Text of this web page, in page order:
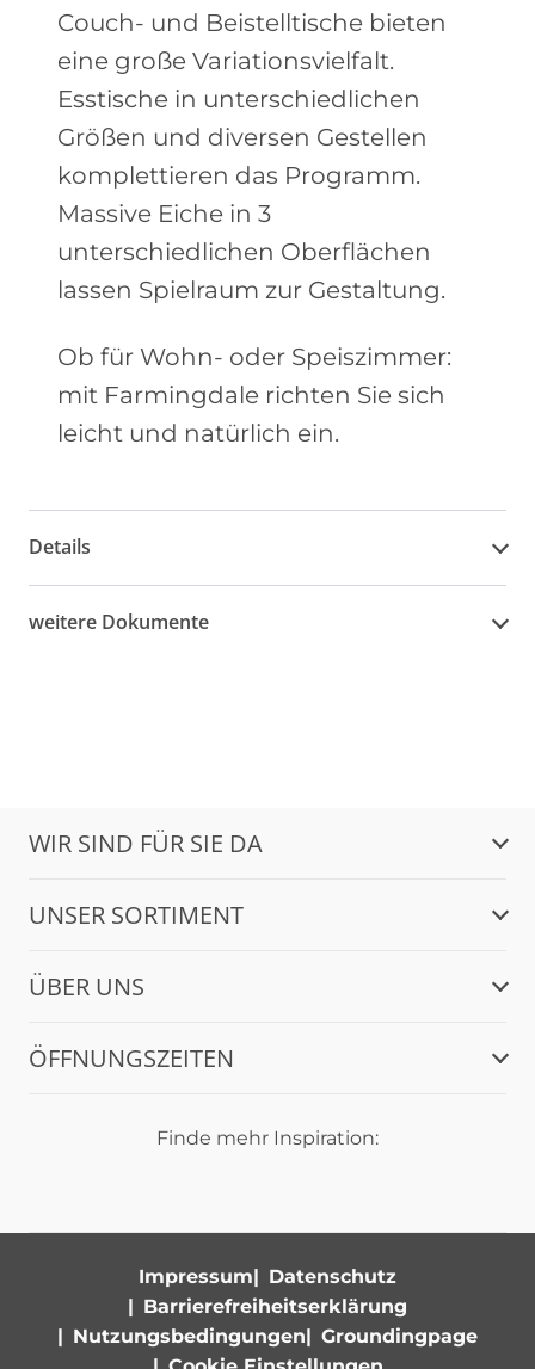
Couch- und Beistelltische bieten
eine große Variationsvielfalt.
Esstische in unterschiedlichen
Größen und diversen Gestellen
komplettieren das Programm.
Massive Eiche in 3
unterschiedlichen Oberflächen
lassen Spielraum zur Gestaltung.
Ob für Wohn- oder Speiszimmer:
mit Farmingdale richten Sie sich
leicht und natürlich ein.
Details
weitere Dokumente
WIR SIND FÜR SIE DA
UNSER SORTIMENT
ÜBER UNS
ÖFFNUNGSZEITEN
Finde mehr Inspiration:
Impressum
Datenschutz
Barrierefreiheitserklärung
Nutzungsbedingungen
Groundingpage